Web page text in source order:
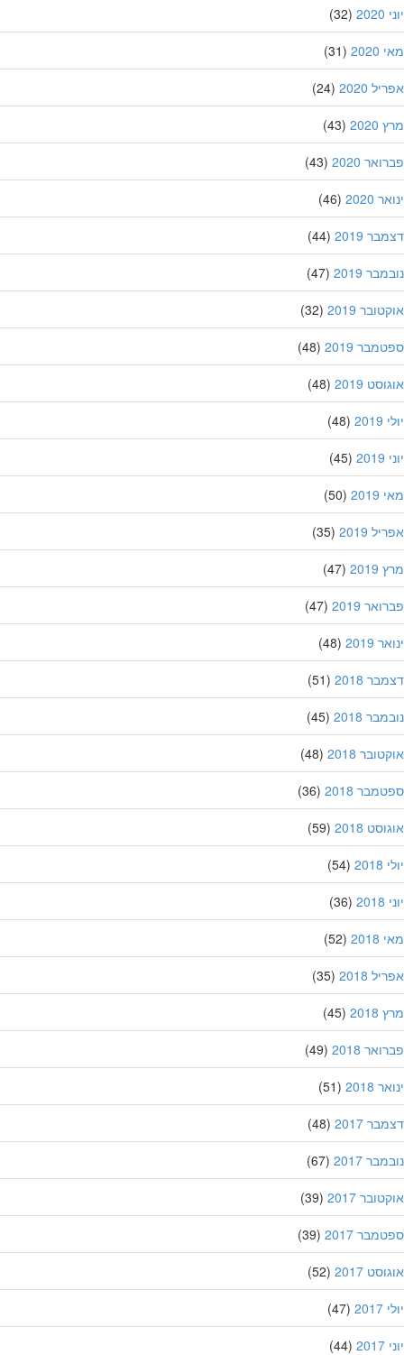
(32)
(31)
2020
(24)
(43)
2020
(43)
2020
(46)
2019
(44)
2019
(47)
2019
(32)
2019
(48)
2019
(48)
(48)
(45)
(50)
2019
(35)
(47)
2019
(47)
2019
(48)
2018
(51)
2018
(45)
2018
(48)
2018
(36)
2018
(59)
(54)
(36)
(52)
2018
(35)
(45)
2018
(49)
2018
(51)
2017
(48)
2017
(67)
2017
(39)
2017
(39)
2017
(52)
(47)
(44)